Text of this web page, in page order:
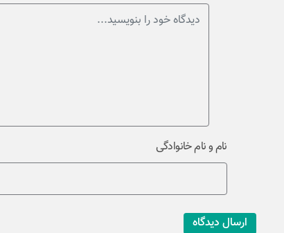
نام و نام خانوادگی
ارسال دیدگاه